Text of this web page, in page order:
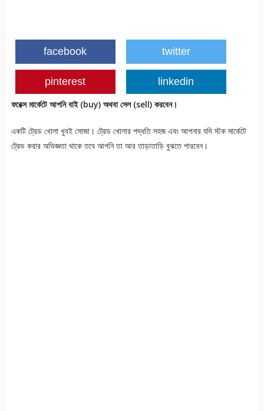
facebook twitter
pinterest linkedin
ফরেক্স মার্কেটে আপনি বাই (buy) অথবা সেল (sell) করবেন।
একটি ট্রেড খোলা খুবই সোজা। ট্রেড খোলার পদ্ধতি সহজ এবং আপনার যদি স্টক মার্কেটে
ট্রেড করার অভিজ্ঞতা থাকে তবে আপনি তা আর তাড়াতাড়ি বুঝতে পারবেন।